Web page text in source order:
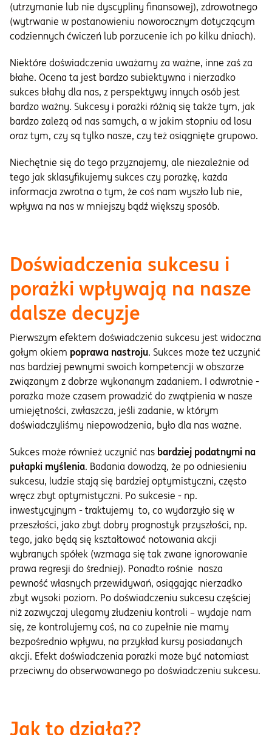
(utrzymanie lub nie dyscypliny finansowej), zdrowotnego
(wytrwanie w postanowieniu noworocznym dotyczącym
codziennych ćwiczeń lub porzucenie ich po kilku dniach).
Niektóre doświadczenia uważamy za ważne, inne zaś za
błahe. Ocena ta jest bardzo subiektywna i nierzadko
sukces błahy dla nas, z perspektywy innych osób jest
bardzo ważny. Sukcesy i porażki różnią się także tym, jak
bardzo zależą od nas samych, a w jakim stopniu od losu
oraz tym, czy są tylko nasze, czy też osiągnięte grupowo.
Niechętnie się do tego przyznajemy, ale niezależnie od
tego jak sklasyfikujemy sukces czy porażkę, każda
informacja zwrotna o tym, że coś nam wyszło lub nie,
wpływa na nas w mniejszy bądź większy sposób.
Doświadczenia sukcesu i
porażki wpływają na nasze
dalsze decyzje
Pierwszym efektem doświadczenia sukcesu jest widoczna
gołym okiem poprawa nastroju. Sukces może też uczynić
nas bardziej pewnymi swoich kompetencji w obszarze
związanym z dobrze wykonanym zadaniem. I odwrotnie -
porażka może czasem prowadzić do zwątpienia w nasze
umiejętności, zwłaszcza, jeśli zadanie, w którym
doświadczyliśmy niepowodzenia, było dla nas ważne.
Sukces może również uczynić nas bardziej podatnymi na
pułapki myślenia. Badania dowodzą, że po odniesieniu
sukcesu, ludzie stają się bardziej optymistyczni, często
wręcz zbyt optymistyczni. Po sukcesie - np.
inwestycyjnym - traktujemy to, co wydarzyło się w
przeszłości, jako zbyt dobry prognostyk przyszłości, np.
tego, jako będą się kształtować notowania akcji
wybranych spółek (wzmaga się tak zwane ignorowanie
prawa regresji do średniej). Ponadto rośnie nasza
pewność własnych przewidywań, osiągając nierzadko
zbyt wysoki poziom. Po doświadczeniu sukcesu częściej
niż zazwyczaj ulegamy złudzeniu kontroli – wydaje nam
się, że kontrolujemy coś, na co zupełnie nie mamy
bezpośrednio wpływu, na przykład kursy posiadanych
akcji. Efekt doświadczenia porażki może być natomiast
przeciwny do obserwowanego po doświadczeniu sukcesu.
Jak to działa??